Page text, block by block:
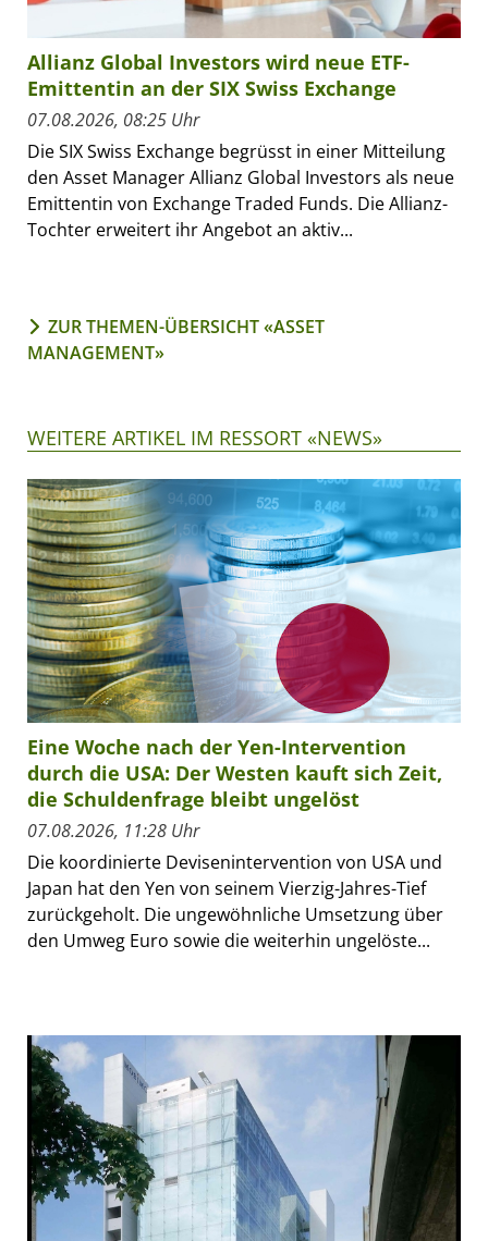
Allianz Global Investors wird neue ETF-
Emittentin an der SIX Swiss Exchange
07.08.2026, 08:25 Uhr
Die SIX Swiss Exchange begrüsst in einer Mitteilung
den Asset Manager Allianz Global Investors als neue
Emittentin von Exchange Traded Funds. Die Allianz-
Tochter erweitert ihr Angebot an aktiv...
ZUR THEMEN-ÜBERSICHT «ASSET
MANAGEMENT»
WEITERE ARTIKEL IM RESSORT «NEWS»
Eine Woche nach der Yen-Intervention
durch die USA: Der Westen kauft sich Zeit,
die Schuldenfrage bleibt ungelöst
07.08.2026, 11:28 Uhr
Die koordinierte Devisenintervention von USA und
Japan hat den Yen von seinem Vierzig-Jahres-Tief
zurückgeholt. Die ungewöhnliche Umsetzung über
den Umweg Euro sowie die weiterhin ungelöste...